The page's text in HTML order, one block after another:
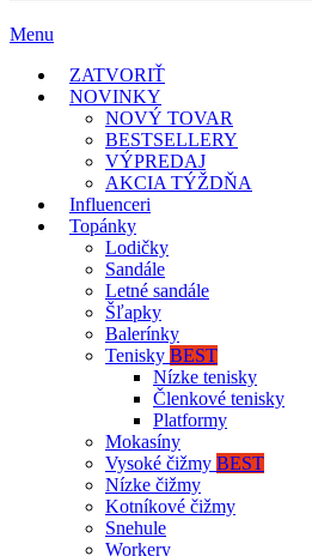
Menu
ZATVORIŤ
NOVINKY
NOVÝ TOVAR
BESTSELLERY
VÝPREDAJ
AKCIA TÝŽDŇA
Influenceri
Topánky
Lodičky
Sandále
Letné sandále
Šľapky
Balerínky
Tenisky BEST
Nízke tenisky
Členkové tenisky
Platformy
Mokasíny
Vysoké čižmy BEST
Nízke čižmy
Kotníkové čižmy
Snehule
Workery